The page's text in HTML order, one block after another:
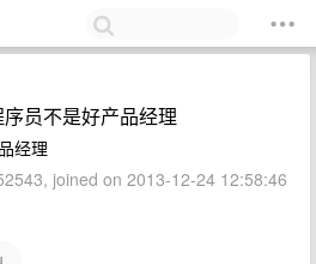
员不是好产品经理
经理
joined on 2013-12-24 12:58:46